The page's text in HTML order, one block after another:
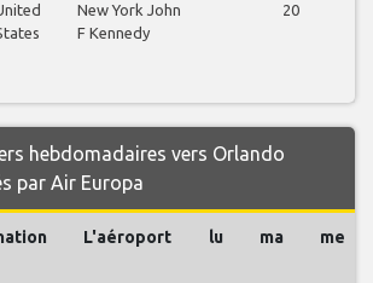
New York John
F Kennedy
20
hebdomadaires vers Orlando
par Air Europa
L'aéroport lu ma me